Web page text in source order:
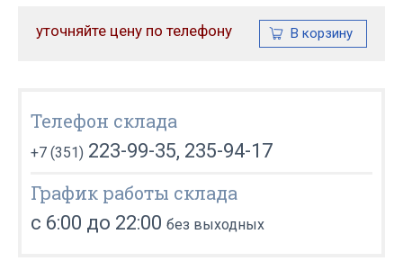
уточняйте цену по телефону
Телефон склада
+7 (351) 223-99-35, 235-94-17
График работы склада
с 6:00 до 22:00 без выходных